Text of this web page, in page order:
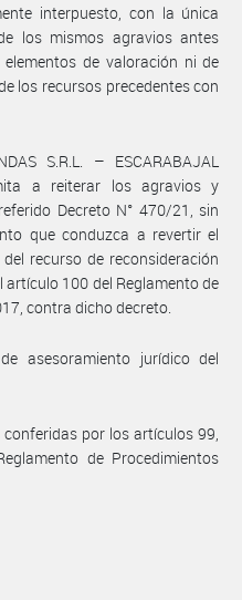
interpuesto, con la única
los mismos agravios antes
de valoración ni de
los recursos precedentes con
S.R.L. – ESCARABAJAL
a reiterar los agravios y
Decreto N° 470/21, sin
que conduzca a revertir el
recurso de reconsideración
100 del Reglamento de
contra dicho decreto.
asesoramiento jurídico del
por los artículos 99,
de Procedimientos